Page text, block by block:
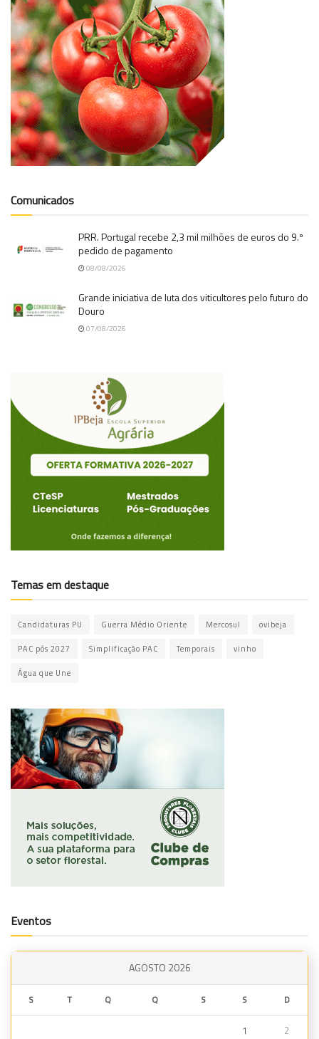
Comunicados
PRR. Portugal recebe 2,3 mil milhões de euros do 9.º
pedido de pagamento
08/08/2026
Grande iniciativa de luta dos viticultores pelo futuro do
Douro
07/08/2026
Temas em destaque
Candidaturas PU Guerra Médio Oriente Mercosul ovibeja
PAC pós 2027 Simplificação PAC Temporais vinho
Água que Une
Eventos
AGOSTO 2026
S T Q Q S S D
1 2